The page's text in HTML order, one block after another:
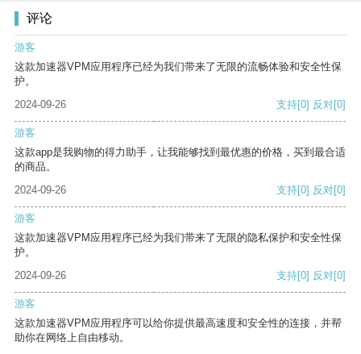
评论
游客
这款加速器VPM应用程序已经为我们带来了无限的流畅体验和安全性保
护。
2024-09-26
支持[0] 反对[0]
游客
这款app是我购物的得力助手，让我能够找到最优惠的价格，买到最合适
的商品。
2024-09-26
支持[0] 反对[0]
游客
这款加速器VPM应用程序已经为我们带来了无限的隐私保护和安全性保
护。
2024-09-26
支持[0] 反对[0]
游客
这款加速器VPM应用程序可以给你提供最高速度和安全性的连接，并帮
助你在网络上自由移动。